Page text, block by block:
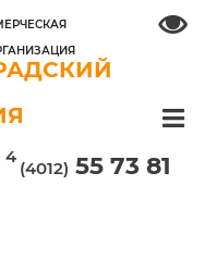
ОРГАНИЗАЦИЯ
4